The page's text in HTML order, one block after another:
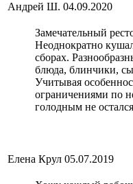
Андрей Ш. 04.09.2020
Замечательный
Неоднократно
сборах.
блюда, блинчики,
Учитывая
ограничениями по
голодным не
Елена Крул 05.07.2019